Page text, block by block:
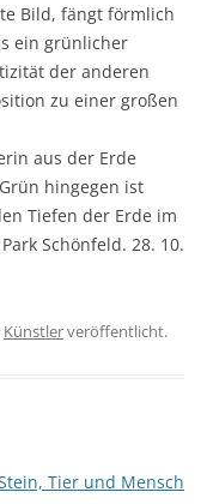
Bild, fängt förmlich
ein grünlicher
der anderen
zu einer großen
aus der Erde
hingegen ist
Tiefen der Erde im
Schönfeld. 28. 10.
Künstlerveröffentlicht.
Tier und Mensch